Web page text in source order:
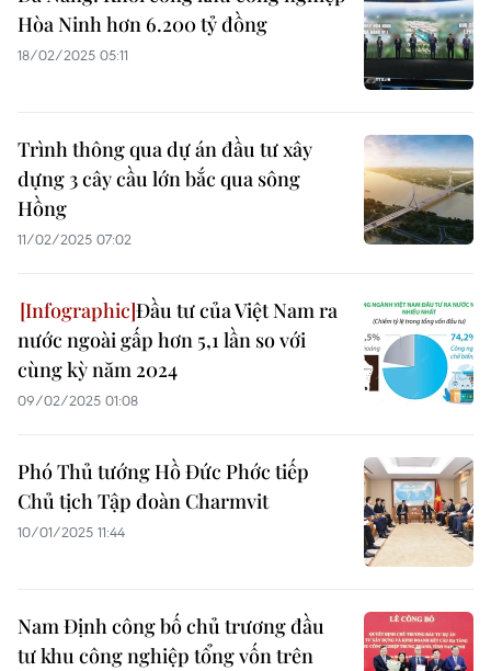
Hòa Ninh hơn 6.200 tỷ đồng
18/02/2025 05:11
Trình thông qua dự án đầu tư xây
dựng 3 cây cầu lớn bắc qua sông
Hồng
11/02/2025 07:02
Đầu tư của Việt Nam ra
nước ngoài gấp hơn 5,1 lần so với
cùng kỳ năm 2024
09/02/2025 01:08
Phó Thủ tướng Hồ Đức Phớc tiếp
Chủ tịch Tập đoàn Charmvit
10/01/2025 11:44
Nam Định công bố chủ trương đầu
tư khu công nghiệp tổng vốn trên